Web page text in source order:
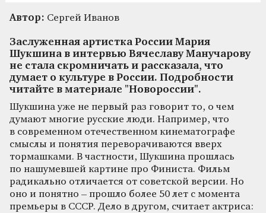
Автор: Сергей Иванов
Заслуженная артистка России Мария
Шукшина в интервью Вячеславу Манучарову
не стала скромничать и рассказала, что
думает о культуре в России. Подробности
читайте в материале "Новороссии".
Шукшина уже не первый раз говорит то, о чем
думают многие русские люди. Например, что
в современном отечественном кинематографе
смыслы и понятия переворачиваются вверх
тормашками. В частности, Шукшина прошлась
по нашумевшей картине про Финиста. Фильм
радикально отличается от советской версии. Но
оно и понятно – прошло более 50 лет с момента
премьеры в СССР. Дело в другом, считает актриса: